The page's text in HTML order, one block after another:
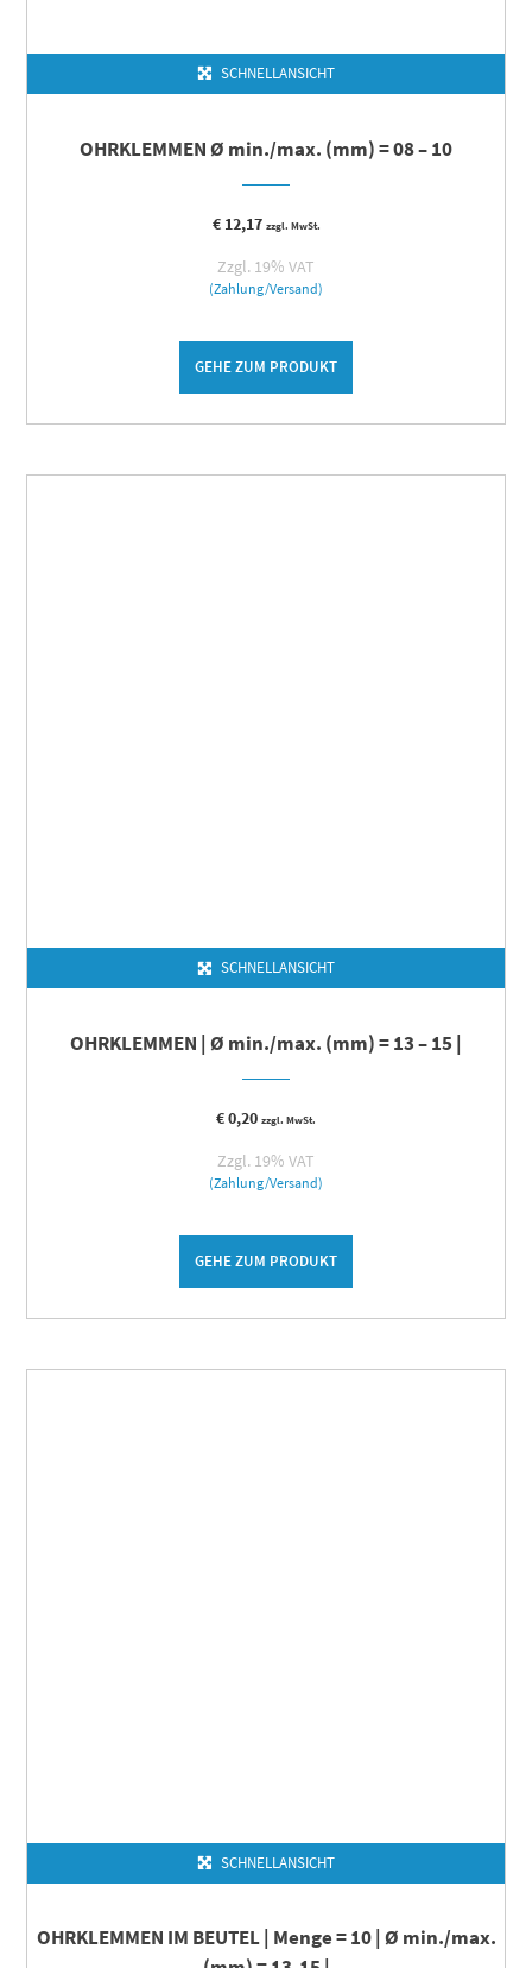
SCHNELLANSICHT
OHRKLEMMEN Ø min./max. (mm) = 08 – 10
€12,17 zzgl. MwSt.
Zzgl. 19% VAT
(Zahlung/Versand)
GEHE ZUM PRODUKT
SCHNELLANSICHT
OHRKLEMMEN | Ø min./max. (mm) = 13 – 15 |
€0,20 zzgl. MwSt.
Zzgl. 19% VAT
(Zahlung/Versand)
GEHE ZUM PRODUKT
SCHNELLANSICHT
OHRKLEMMEN IM BEUTEL | Menge = 10 | Ø min./max.